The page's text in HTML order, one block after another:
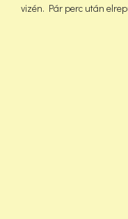
vizén. Pár perc után